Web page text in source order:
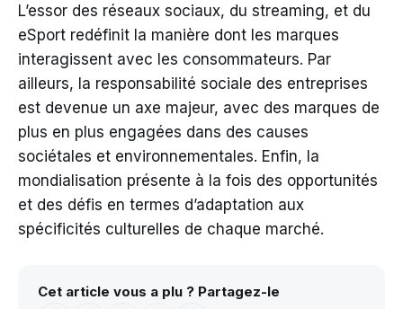
L’essor des réseaux sociaux, du streaming, et du
eSport redéfinit la manière dont les marques
interagissent avec les consommateurs. Par
ailleurs, la responsabilité sociale des entreprises
est devenue un axe majeur, avec des marques de
plus en plus engagées dans des causes
sociétales et environnementales. Enfin, la
mondialisation présente à la fois des opportunités
et des défis en termes d’adaptation aux
spécificités culturelles de chaque marché.
Cet article vous a plu ? Partagez-le